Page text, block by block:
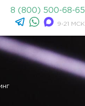
8 (800) 500-68-65
9-21 МСК